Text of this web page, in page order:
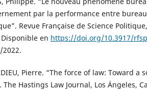
par la performance entre
Revue Française de Science
en https://doi.org/10.3917/
2022.
Pierre. “The force of law: Toward a
The Hastings Law Journal, Los Ángeles,